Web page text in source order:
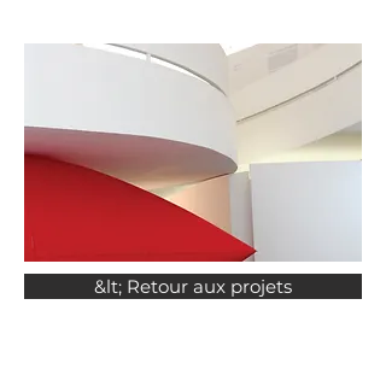
&lt; Retour aux projets